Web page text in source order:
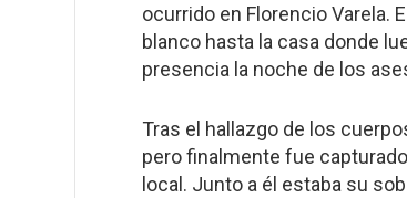
ocurrido en Florencio Varela.
blanco hasta la casa donde
presencia la noche de los
Tras el hallazgo de los
pero finalmente fue
local. Junto a él estaba su